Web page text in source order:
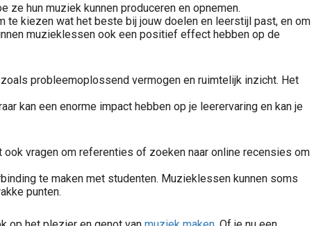
ze hun muziek kunnen produceren en opnemen.
te kiezen wat het beste bij jouw doelen en leerstijl past, en om
muzieklessen ook een positief effect hebben op de
probleemoplossend vermogen en ruimtelijk inzicht. Het
kan een enorme impact hebben op je leerervaring en kan je
vragen om referenties of zoeken naar online recensies om
te maken met studenten. Muzieklessen kunnen soms
punten.